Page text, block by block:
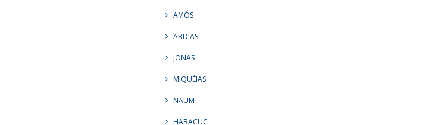
AMÓS
ABDIAS
JONAS
MIQUÉIAS
NAUM
HABACUC